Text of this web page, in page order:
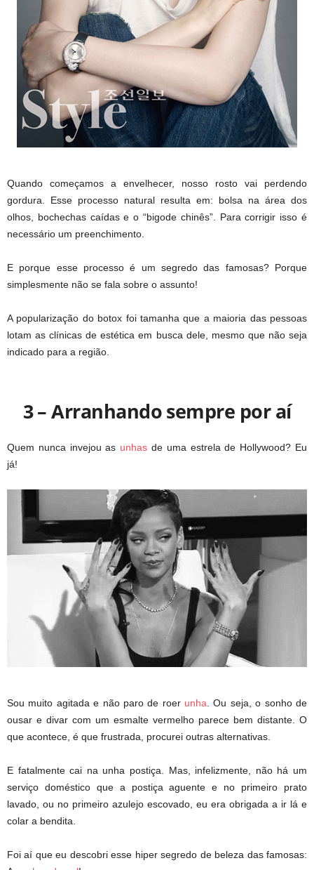
Quando começamos a envelhecer, nosso rosto vai perdendo
gordura. Esse processo natural resulta em: bolsa na área dos
olhos, bochechas caídas e o “bigode chinês”. Para corrigir isso é
necessário um preenchimento.
E porque esse processo é um segredo das famosas? Porque
simplesmente não se fala sobre o assunto!
A popularização do botox foi tamanha que a maioria das pessoas
lotam as clínicas de estética em busca dele, mesmo que não seja
indicado para a região.
3 – Arranhando sempre por aí
Quem nunca invejou as unhas de uma estrela de Hollywood? Eu
já!
Sou muito agitada e não paro de roer unha . Ou seja, o sonho de
ousar e divar com um esmalte vermelho parece bem distante. O
que acontece, é que frustrada, procurei outras alternativas.
E fatalmente cai na unha postiça. Mas, infelizmente, não há um
serviço doméstico que a postiça aguente e no primeiro prato
lavado, ou no primeiro azulejo escovado, eu era obrigada a ir lá e
colar a bendita.
Foi aí que eu descobri esse hiper segredo de beleza das famosas: